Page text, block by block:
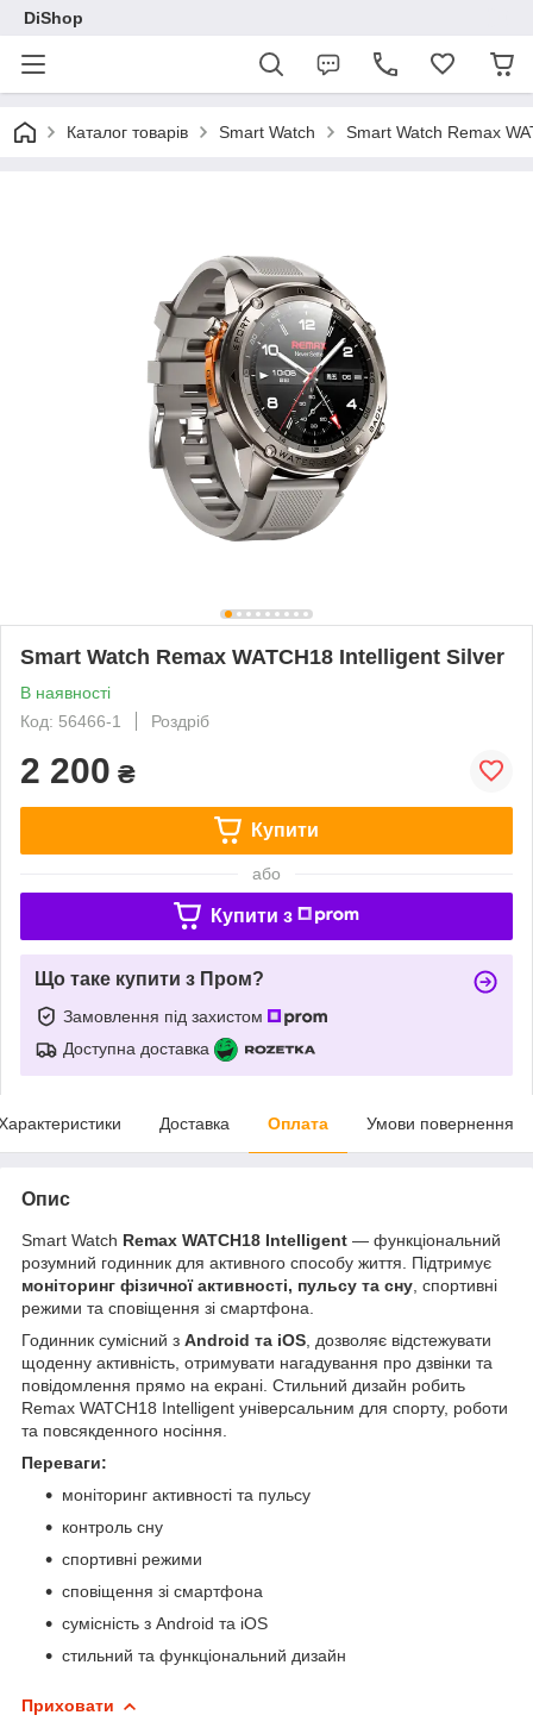
DiShop
Каталог товарів Smart Watch Smart Watch Remax
Smart Watch Remax WATCH18 Intelligent Silver
В наявності
Код: 56466-1
Роздріб
2 200 ₴
Купити
або
Купити з
Що таке купити з Пром?
Замовлення під захистом
Доступна доставка
Доставка Оплата Умови повернення
Опис
Smart Watch Remax WATCH18 Intelligent — функціональний
розумний годинник для активного способу життя. Підтримує
моніторинг фізичної активності, пульсу та сну , спортивні
режими та сповіщення зі смартфона.
Годинник сумісний з Android та iOS , дозволяє відстежувати
щоденну активність, отримувати нагадування про дзвінки та
повідомлення прямо на екрані. Стильний дизайн робить
Remax WATCH18 Intelligent універсальним для спорту, роботи
та повсякденного носіння.
Переваги:
моніторинг активності та пульсу
контроль сну
спортивні режими
сповіщення зі смартфона
сумісність з Android та iOS
стильний та функціональний дизайн
Приховати